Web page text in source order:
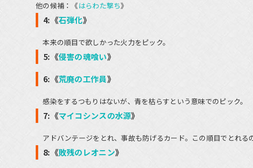
他の候補：《はらわた撃ち》
4:《石弾化》
本来の順目で欲しかった火力をピック。
5:《侵害の魂喰い》
6:《荒廃の工作員》
感染をするつもりはないが、青を枯らすという意味でのピック。
7:《マイコシンスの水源》
アドバンテージをとれ、事故も防げるカード。この順目でとれる
8:《敗残のレオニン》